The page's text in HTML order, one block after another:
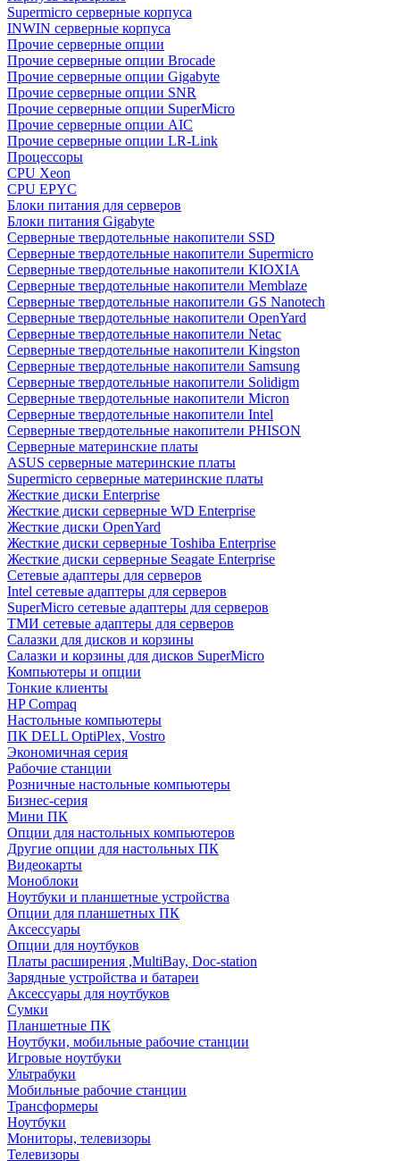
Supermicro серверные корпуса
INWIN серверные корпуса
Прочие серверные опции
Прочие серверные опции Brocade
Прочие серверные опции Gigabyte
Прочие серверные опции SNR
Прочие серверные опции SuperMicro
Прочие серверные опции AIC
Прочие серверные опции LR-Link
Процессоры
CPU Xeon
CPU EPYC
Блоки питания для серверов
Блоки питания Gigabyte
Серверные твердотельные накопители SSD
Cерверные твердотельные накопители Supermicro
Cерверные твердотельные накопители KIOXIA
Cерверные твердотельные накопители Memblaze
Cерверные твердотельные накопители GS Nanotech
Серверные твердотельные накопители OpenYard
Серверные твердотельные накопители Netac
Cерверные твердотельные накопители Kingston
Cерверные твердотельные накопители Samsung
Cерверные твердотельные накопители Solidigm
Cерверные твердотельные накопители Micron
Cерверные твердотельные накопители Intel
Cерверные твердотельные накопители PHISON
Серверные материнские платы
ASUS серверные материнские платы
Supermicro серверные материнские платы
Жесткие диски Enterprise
Жесткие диски серверные WD Enterprise
Жесткие диски OpenYard
Жесткие диски серверные Toshiba Enterprise
Жесткие диски серверные Seagate Enterprise
Сетевые адаптеры для серверов
Intel сетевые адаптеры для серверов
SuperMicro сетевые адаптеры для серверов
ТМИ сетевые адаптеры для серверов
Салазки для дисков и корзины
Салазки и корзины для дисков SuperMicro
Компьютеры и опции
Тонкие клиенты
HP Compaq
Настольные компьютеры
ПК DELL OptiPlex, Vostro
Экономичная серия
Рабочие станции
Розничные настольные компьютеры
Бизнес-серия
Мини ПК
Опции для настольных компьютеров
Другие опции для настольных ПК
Видеокарты
Моноблоки
Ноутбуки и планшетные устройства
Опции для планшетных ПК
Аксессуары
Опции для ноутбуков
Платы расширения ,MultiBay, Doc-station
Зарядные устройства и батареи
Аксессуары для ноутбуков
Сумки
Планшетные ПК
Ноутбуки, мобильные рабочие станции
Игровые ноутбуки
Ультрабуки
Мобильные рабочие станции
Трансформеры
Ноутбуки
Мониторы, телевизоры
Телевизоры